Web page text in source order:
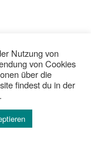
Nutzung von
von Cookies
über die
findest du in der